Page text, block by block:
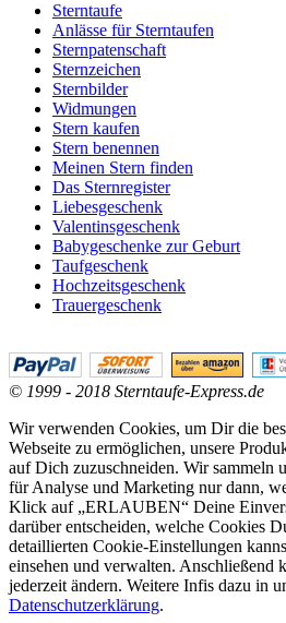
Sterntaufe
Anlässe für Sterntaufen
Sternpatenschaft
Sternzeichen
Sternbilder
Widmungen
Stern kaufen
Stern benennen
Meinen Stern finden
Das Sternregister
Liebesgeschenk
Valentinsgeschenk
Babygeschenke zur Geburt
Taufgeschenk
Hochzeitsgeschenk
Trauergeschenk
© 1999 - 2018 Sterntaufe-Express.de
Wir verwenden Cookies, um Dir die
Webseite zu ermöglichen, unsere
auf Dich zuzuschneiden. Wir sammeln
für Analyse und Marketing nur dann,
Klick auf „ERLAUBEN“ Deine
darüber entscheiden, welche Cookies
detaillierten Cookie-Einstellungen
einsehen und verwalten. Anschließend
jederzeit ändern. Weitere Infis dazu in
Datenschutzerklärung.